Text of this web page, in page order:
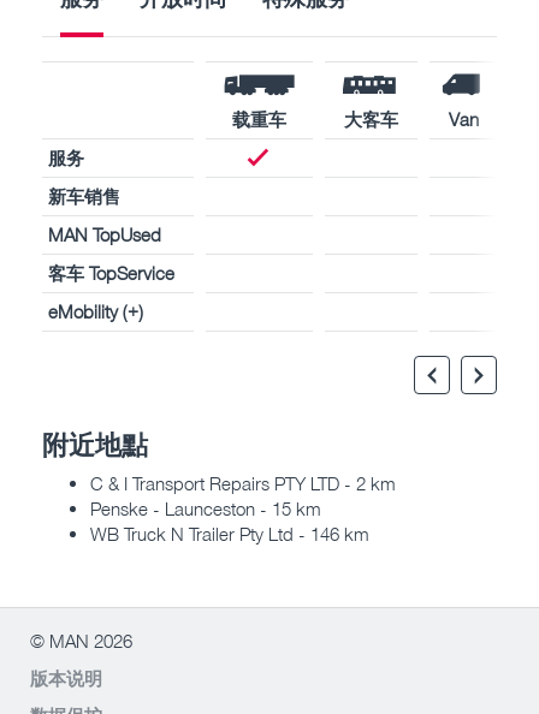
载重车 大客车
Van
服务
新车销售
MAN TopUsed
客车 TopService
eMobility (+)
附近地點
C & I Transport Repairs PTY LTD - 2 km
Penske - Launceston - 15 km
WB Truck N Trailer Pty Ltd - 146 km
© MAN 2026
版本说明